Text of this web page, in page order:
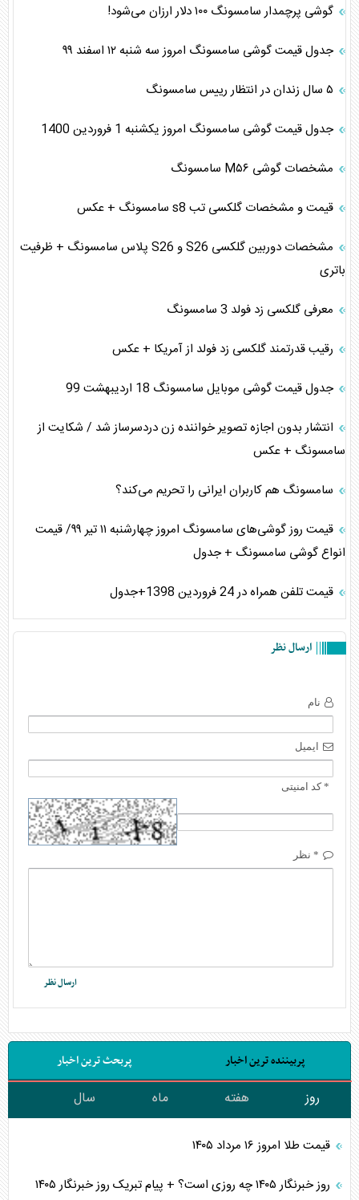
گوشی پرچمدار سامسونگ ۱۰۰ دلار ارزان می‌شود!
جدول قیمت گوشی سامسونگ امروز سه شنبه ۱۲ اسفند ۹۹
جدول قیمت گوشی سامسونگ امروز یکشنبه 1 فروردین 1400
مشخصات گوشی M۵۶ سامسونگ
قیمت و مشخصات گلکسی تب s8 سامسونگ + عکس
مشخصات دوربین گلکسی S26 و S26 پلاس سامسونگ + ظرفیت
باتری
معرفی گلکسی زد فولد 3 سامسونگ
رقیب قدرتمند گلکسی زد فولد از آمریکا + عکس
جدول قیمت گوشی موبایل سامسونگ 18 اردیبهشت 99
انتشار بدون اجازه تصویر خواننده زن دردسرساز شد / شکایت از
سامسونگ + عکس
سامسونگ هم کاربران ایرانی را تحریم می‌کند؟
قیمت روز گوشی‌های سامسونگ امروز چهارشنبه ۱۱ تیر ۹۹/ قیمت
انواع گوشی سامسونگ + جدول
قیمت تلفن همراه در 24 فروردین 1398+جدول
ارسال نظر
نام
ایمیل
* کد امنیتی
* نظر
پربیننده ترین اخبار پربحث ترین اخبار
روز هفته ماه سال
قیمت طلا امروز ۱۶ مرداد ۱۴۰۵
روز خبرنگار ۱۴۰۵ چه روزی است؟ + پیام تبریک روز خبرنگار ۱۴۰۵